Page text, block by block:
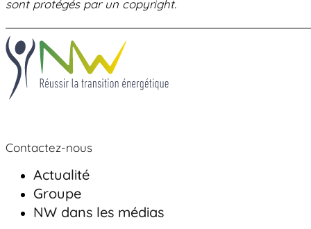
sont protégés par un copyright.
Contactez-nous
Actualité
Groupe
NW dans les médias